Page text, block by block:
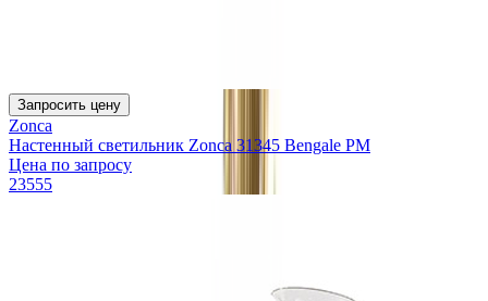
Запросить цену
Zonca
Настенный светильник Zonca 31345 Bengale PM
Цена по запросу
23555